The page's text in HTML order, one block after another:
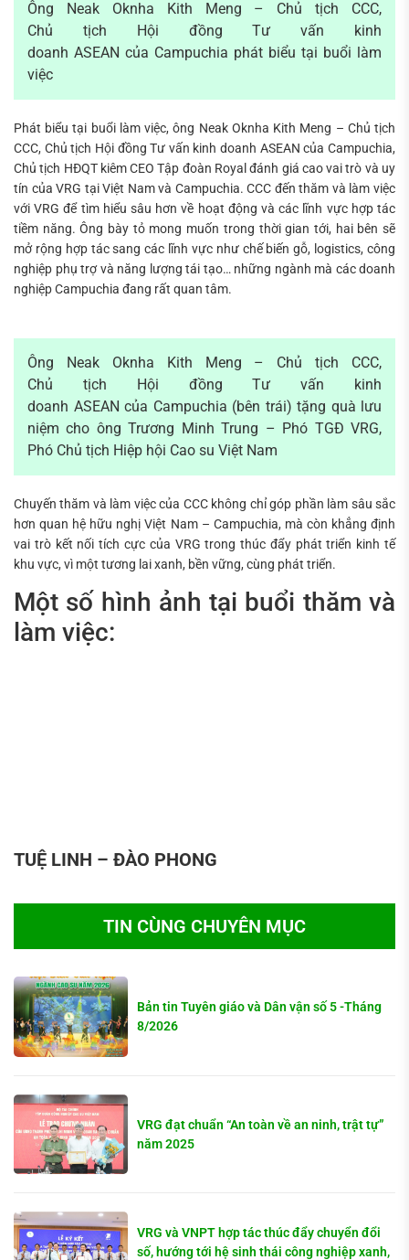
Ông Neak Oknha Kith Meng – Chủ tịch CCC,
Chủ tịch Hội đồng Tư vấn kinh
doanh ASEAN của Campuchia phát biểu tại buổi làm
việc
Phát biểu tại buổi làm việc, ông Neak Oknha Kith Meng – Chủ tịch
CCC, Chủ tịch Hội đồng Tư vấn kinh doanh ASEAN của Campuchia,
Chủ tịch HĐQT kiêm CEO Tập đoàn Royal đánh giá cao vai trò và uy
tín của VRG tại Việt Nam và Campuchia. CCC đến thăm và làm việc
với VRG để tìm hiểu sâu hơn về hoạt động và các lĩnh vực hợp tác
tiềm năng. Ông bày tỏ mong muốn trong thời gian tới, hai bên sẽ
mở rộng hợp tác sang các lĩnh vực như chế biến gỗ, logistics, công
nghiệp phụ trợ và năng lượng tái tạo… những ngành mà các doanh
nghiệp Campuchia đang rất quan tâm.
Ông Neak Oknha Kith Meng – Chủ tịch CCC,
Chủ tịch Hội đồng Tư vấn kinh
doanh ASEAN của Campuchia (bên trái) tặng quà lưu
niệm cho ông Trương Minh Trung – Phó TGĐ VRG,
Phó Chủ tịch Hiệp hội Cao su Việt Nam
Chuyến thăm và làm việc của CCC không chỉ góp phần làm sâu sắc
hơn quan hệ hữu nghị Việt Nam – Campuchia, mà còn khẳng định
vai trò kết nối tích cực của VRG trong thúc đẩy phát triển kinh tế
khu vực, vì một tương lai xanh, bền vững, cùng phát triển.
Một số hình ảnh tại buổi thăm và
làm việc:
TUỆ LINH – ĐÀO PHONG
TIN CÙNG CHUYÊN MỤC
Bản tin Tuyên giáo và Dân vận số 5 -Tháng
8/2026
VRG đạt chuẩn “An toàn về an ninh, trật tự”
năm 2025
VRG và VNPT hợp tác thúc đẩy chuyển đổi
số, hướng tới hệ sinh thái công nghiệp xanh,